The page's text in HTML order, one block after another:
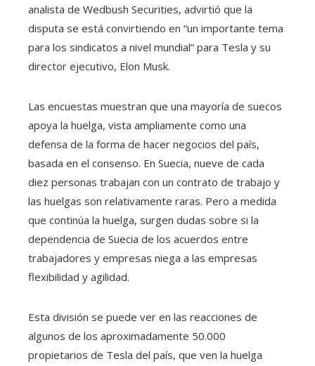
analista de Wedbush Securities, advirtió que la
disputa se está convirtiendo en “un importante tema
para los sindicatos a nivel mundial” para Tesla y su
director ejecutivo, Elon Musk.
Las encuestas muestran que una mayoría de suecos
apoya la huelga, vista ampliamente como una
defensa de la forma de hacer negocios del país,
basada en el consenso. En Suecia, nueve de cada
diez personas trabajan con un contrato de trabajo y
las huelgas son relativamente raras. Pero a medida
que continúa la huelga, surgen dudas sobre si la
dependencia de Suecia de los acuerdos entre
trabajadores y empresas niega a las empresas
flexibilidad y agilidad.
Esta división se puede ver en las reacciones de
algunos de los aproximadamente 50.000
propietarios de Tesla del país, que ven la huelga